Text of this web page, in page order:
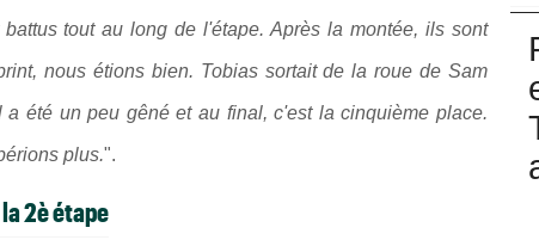
tout au long de l'étape. Après la montée, ils sont
nous étions bien. Tobias sortait de la roue de Sam
été un peu gêné et au final, c'est la cinquième place.
plus.".
2è étape